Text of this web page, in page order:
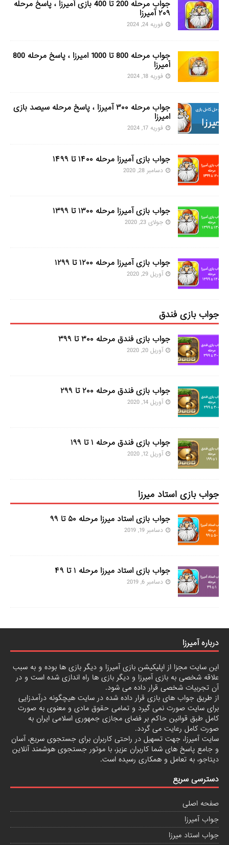
جواب مرحله 200 تا 400 بازی آمیرزا ، پاسخ مرحله
۲۰۹ آمیرزا
فوریه 24, 2024
جواب مرحله 800 تا 1000 امیرزا ، پاسخ مرحله 800
آمیرزا
فوریه 18, 2024
جواب مرحله ۳۰۰ آمیرزا ، پاسخ مرحله سیصد بازی
امیرزا
فوریه 17, 2024
جواب بازی آمیرزا مرحله ۱۴۰۰ تا ۱۴۹۹
دسامبر 28, 2020
جواب بازی آمیرزا مرحله ۱۳۰۰ تا ۱۳۹۹
جولای 23, 2020
جواب بازی آمیرزا مرحله ۱۲۰۰ تا ۱۲۹۹
آوریل 29, 2020
جواب بازی فندق
جواب بازی فندق مرحله ۳۰۰ تا ۳۹۹
آوریل 20, 2020
جواب بازی فندق مرحله ۲۰۰ تا ۲۹۹
آوریل 14, 2020
جواب بازی فندق مرحله ۱ تا ۱۹۹
آوریل 12, 2020
جواب بازی استاد میرزا
جواب بازی استاد میرزا مرحله ۵۰ تا ۹۹
دسامبر 19, 2019
جواب بازی استاد میرزا مرحله ۱ تا ۴۹
دسامبر 6, 2019
درباره آمیرزا
این سایت مجزا از اپلیکیشن بازی آمیرزا و دیگر بازی ها بوده و به سبب
علاقه شخصی به بازی آمیرزا و دیگر بازی ها راه اندازی شده است و در
آن تجربیات شخصی قرار داده می شود.
از طریق جواب های بازی قرار داده شده در سایت هیچگونه درآمدزایی
برای سایت صورت نمی گیرد و تمامی حقوق مادی و معنوی به صورت
کامل طبق قوانین حاکم بر فضای مجازی جمهوری اسلامی ایران به
صورت کامل رعایت می گردد.
سایت آمیرزا، جهت تسهیل در راحتی کاربران برای جستجوی سریع، آسان
و جامع پاسخ های شما کاربران عزیز، با موتور جستجوی هوشمند آنلاین
دیتاجو، به تعامل و همکاری رسیده است.
دسترسی سریع
صفحه اصلی
جواب آمیرزا
جواب استاد میرزا